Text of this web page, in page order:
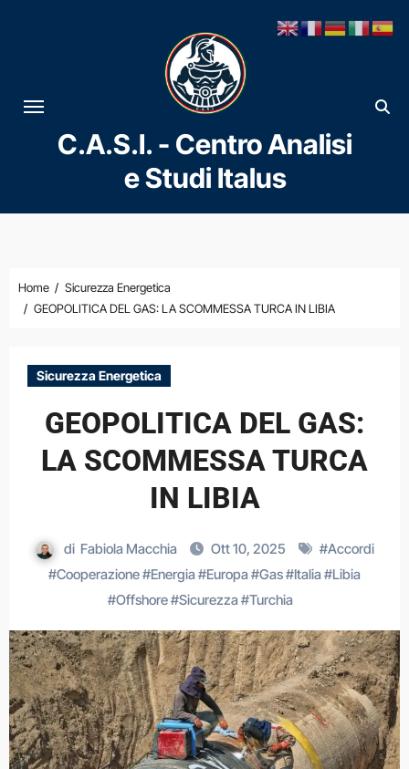
al
contenuto
C.A.S.I. - Centro Analisi
e Studi Italus
Home
Sicurezza Energetica
GEOPOLITICA DEL GAS: LA SCOMMESSA TURCA IN LIBIA
Sicurezza Energetica
GEOPOLITICA DEL GAS:
LA SCOMMESSA TURCA
IN LIBIA
di Fabiola Macchia Ott 10, 2025 #Accordi
#Cooperazione#Energia#Europa#Gas#Italia#Libia
#Offshore#Sicurezza#Turchia